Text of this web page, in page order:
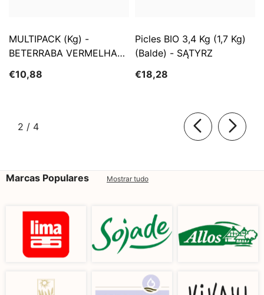
MULTIPACK (kg) -
BETERRABA VERMELHA
Kg)
€10,88
Picles BIO 3,4 Kg (1,7 Kg)
(Balde) - SĄTYRZ
€18,28
2 / de
4
Marcas Populares Mostrar tudo